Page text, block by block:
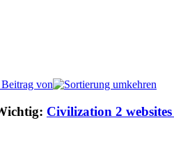
von
Civilization 2